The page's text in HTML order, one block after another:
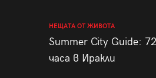
НЕЩАТА ОТ ЖИВОТА
Summer City Guide: 72
часа в Иракли